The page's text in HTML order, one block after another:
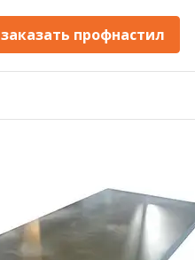
заказать профнастил